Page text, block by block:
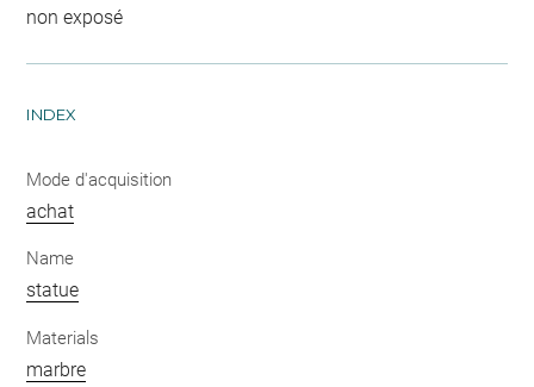
non exposé
INDEX
Mode d'acquisition
achat
Name
statue
Materials
marbre